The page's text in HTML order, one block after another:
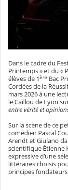
Dans le cadre du
Printemps »et du «
élèves de 1ère Bac
Cordées de la
mars 2026à une
le Caillou de Lyon
entre vérité et
Sur la scène de ce
comédien Pascal
Arendt et Giulano da
scientifique Étienne
expressived’une
littéraires choisis
principes